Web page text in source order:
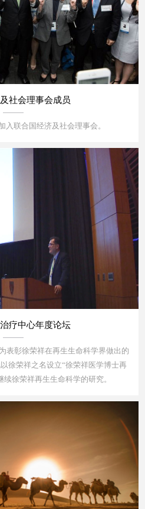
社会理事会成员
入联合国经济及社会理事会。
疗中心年度论坛
表彰徐荣祥在再生生命科学界做出的
徐荣祥之名设立“徐荣祥医学博士再
徐荣祥再生生命科学的研究。